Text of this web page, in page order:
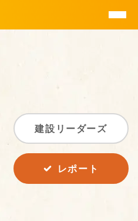
建設リーダーズ
レポート